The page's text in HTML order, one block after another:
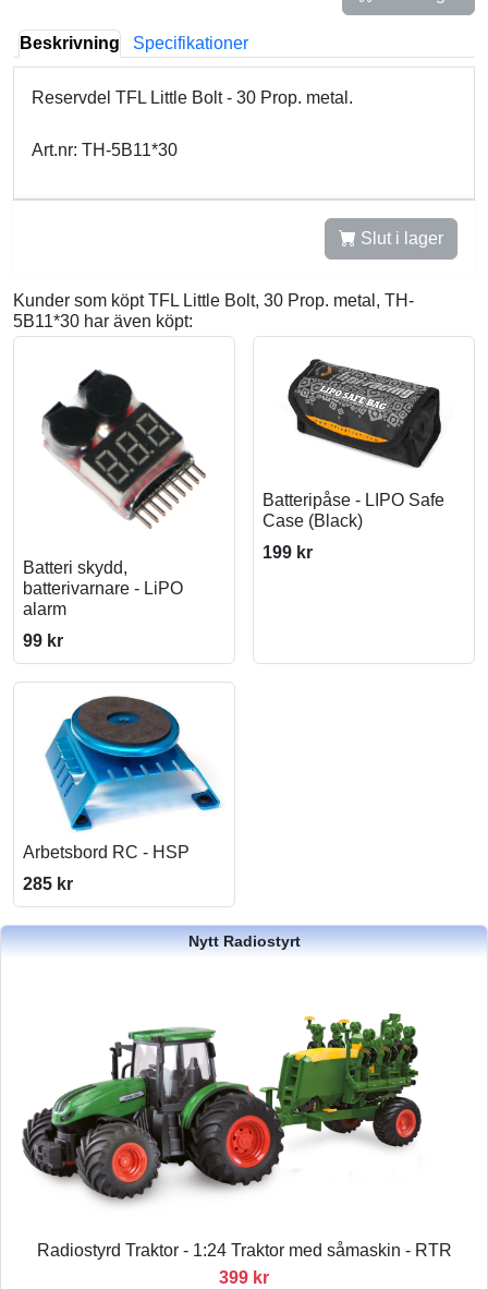
Beskrivning Specifikationer
Reservdel TFL Little Bolt - 30 Prop. metal.
Art.nr: TH-5B11*30
Slut i lager
Kunder som köpt TFL Little Bolt, 30 Prop. metal, TH-
5B11*30 har även köpt:
Batteri skydd,
batterivarnare - LiPO
alarm
99 kr
Batteripåse - LIPO Safe
Case (Black)
199 kr
Arbetsbord RC - HSP
285 kr
Nytt Radiostyrt
Radiostyrd Traktor - 1:24 Traktor med såmaskin - RTR
399 kr